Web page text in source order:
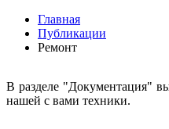
Главная
Публикации
Ремонт
В разделе "Документация"
нашей с вами техники.